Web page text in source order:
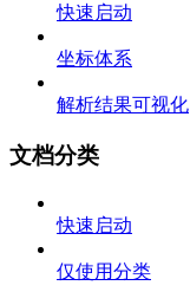
快速启动
坐标体系
解析结果可视化
文档分类
快速启动
仅使用分类